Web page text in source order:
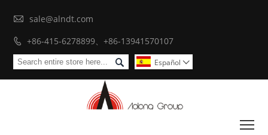
 sale@alndt.com
 +86-415-6278899、+86-13941570107
 Español 